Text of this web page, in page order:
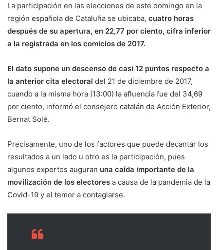
La participación en las elecciones de este domingo en la
región española de Cataluña se ubicaba, cuatro horas
después de su apertura, en 22,77 por ciento, cifra inferior
a la registrada en los comicios de 2017.
El dato supone un descenso de casi 12 puntos respecto a
la anterior cita electoral del 21 de diciembre de 2017,
cuando a la misma hora (13:00) la afluencia fue del 34,69
por ciento, informó el consejero catalán de Acción Exterior,
Bernat Solé.
Precisamente, uno de los factores que puede decantar los
resultados a un lado u otro es la participación, pues
algunos expertos auguran una caída importante de la
movilización de los electores a causa de la pandemia de la
Covid-19 y el temor a contagiarse.